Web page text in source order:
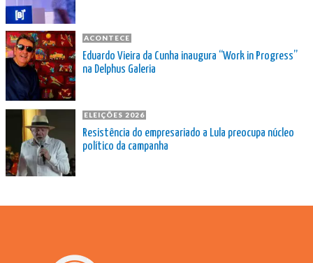
ACONTECE
Eduardo Vieira da Cunha inaugura “Work in Progress”
na Delphus Galeria
ELEIÇÕES 2026
Resistência do empresariado a Lula preocupa núcleo
político da campanha